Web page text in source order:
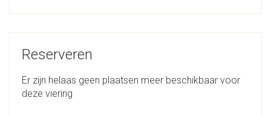
Reserveren
Er zijn helaas geen plaatsen meer beschikbaar voor
deze viering